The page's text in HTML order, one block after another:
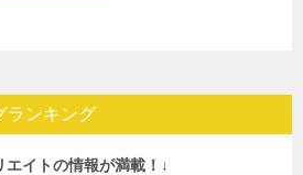
ランキング
エイトの情報が満載！↓